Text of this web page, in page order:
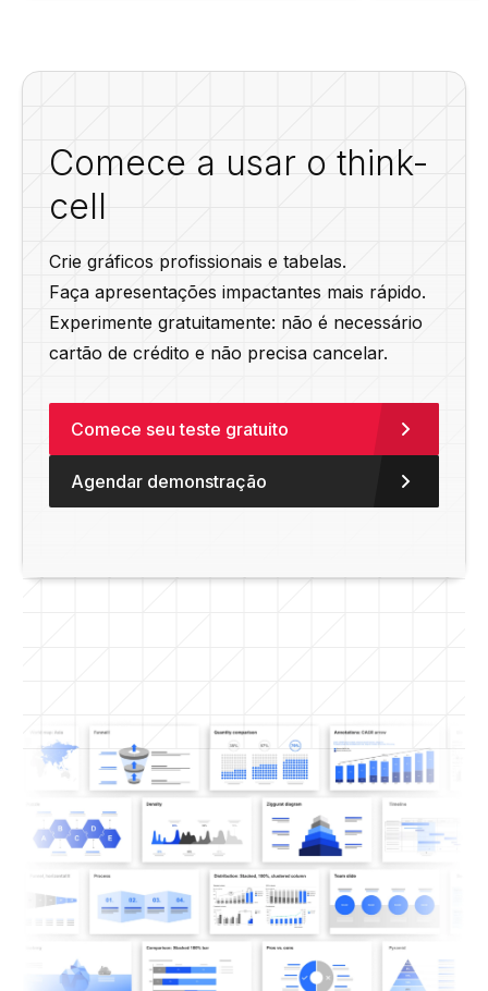
Comece a usar o think-
cell
Crie gráficos profissionais e tabelas.
Faça apresentações impactantes mais rápido.
Experimente gratuitamente: não é necessário
cartão de crédito e não precisa cancelar.
Comece seu teste gratuito
Agendar demonstração